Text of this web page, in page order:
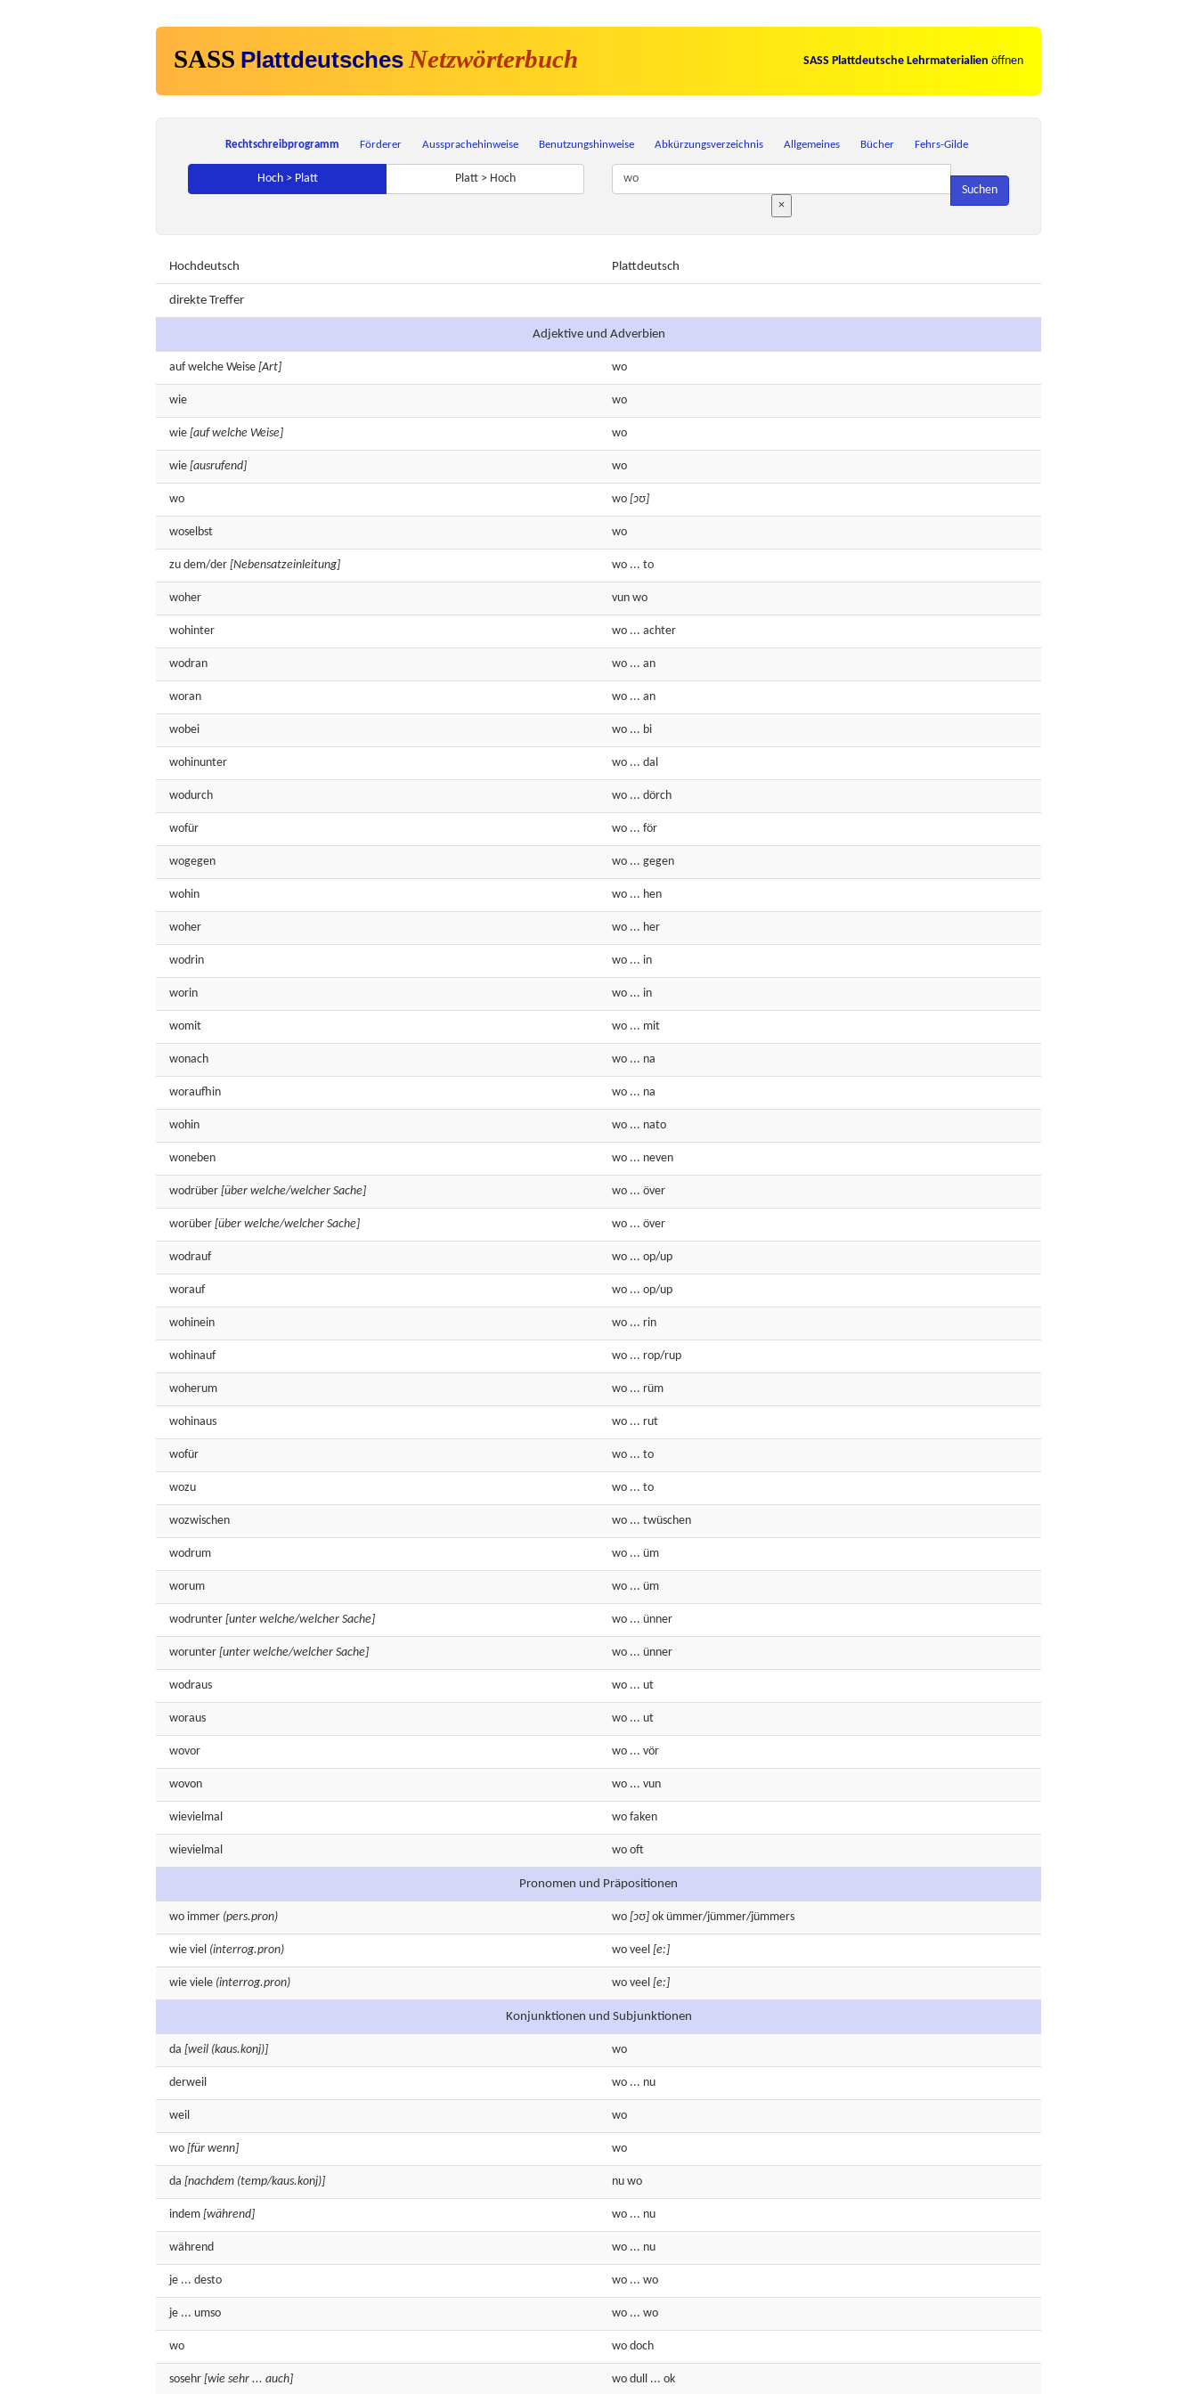
SASS Plattdeutsches Netzwörterbuch SASS Plattdeutsche Lehrmaterialien öffnen
Rechtschreibprogramm Förderer Aussprachehinweise Benutzungshinweise Abkürzungsverzeichnis Allgemeines Bücher Fehrs-Gilde
Hoch > Platt
Platt > Hoch
×
Suchen
Hochdeutsch Plattdeutsch
direkte Treffer
Adjektive und Adverbien
auf welche Weise [Art] wo
wie wo
wie [auf welche Weise] wo
wie [ausrufend] wo
wo wo [ɔʊ]
woselbst wo
zu dem/der [Nebensatzeinleitung] wo ... to
woher vun wo
wohinter wo ... achter
wodran wo ... an
woran wo ... an
wobei wo ... bi
wohinunter wo ... dal
wodurch wo ... dörch
wofür wo ... för
wogegen wo ... gegen
wohin wo ... hen
woher wo ... her
wodrin wo ... in
worin wo ... in
womit wo ... mit
wonach wo ... na
woraufhin wo ... na
wohin wo ... nato
woneben wo ... neven
wodrüber [über welche/welcher Sache] wo ... över
worüber [über welche/welcher Sache] wo ... över
wodrauf wo ... op/up
worauf wo ... op/up
wohinein wo ... rin
wohinauf wo ... rop/rup
woherum wo ... rüm
wohinaus wo ... rut
wofür wo ... to
wozu wo ... to
wozwischen wo ... twüschen
wodrum wo ... üm
worum wo ... üm
wodrunter [unter welche/welcher Sache] wo ... ünner
worunter [unter welche/welcher Sache] wo ... ünner
wodraus wo ... ut
woraus wo ... ut
wovor wo ... vör
wovon wo ... vun
wievielmal wo faken
wievielmal wo oft
Pronomen und Präpositionen
wo immer (pers.pron) wo [ɔʊ] ok ümmer/jümmer/jümmers
wie viel (interrog.pron) wo veel [e:]
wie viele (interrog.pron) wo veel [e:]
Konjunktionen und Subjunktionen
da [weil (kaus.konj)] wo
derweil wo ... nu
weil wo
wo [für wenn] wo
da [nachdem (temp/kaus.konj)] nu wo
indem [während] wo ... nu
während wo ... nu
je ... desto wo ... wo
je ... umso wo ... wo
wo wo doch
sosehr [wie sehr ... auch] wo dull ... ok